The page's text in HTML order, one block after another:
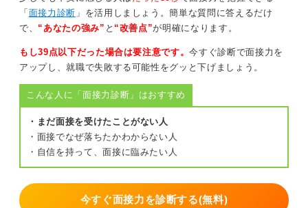
③購入は最廉価帯で代替可能な範囲で（周りに合わせて
高いものでそろえず、ネットなどを駆使し、オトクな情
報や社会人が安価に入手している経路などをチェック）
ハローワークや自治体など使える制度も活用しよう
並行して、ハローワークの就職支援、自治体の就労準備
支援事業、スーツの貸与・割引制度、大学の交通費補助
や証明写真補助も活用できます。場合によっては社会福
祉協議会の生活福祉資金（就職支度費）など、貸付系の
まずは担当ケースワーカーさんに「必要経費の一覧」・
「時期」・「最安の見積もり」をもって相談し、許可後
「 面接力診断 」を活用しましょう。簡単な質問に答えるだけ
で、 “あなたの強み” と “改善点”が明確になります。
もし39点以下だった場合は要注意です。今すぐ診断で面接力を
アップし、就職で失敗する可能性をグッと下げましょう。
こんな人に「面接力診断」はおすすめ
・まだ面接を受けたことがない人
・面接でなぜ落ちたかわからない人
・自信を持って、面接に臨みたい人
今すぐ面接力を診断する(無料)